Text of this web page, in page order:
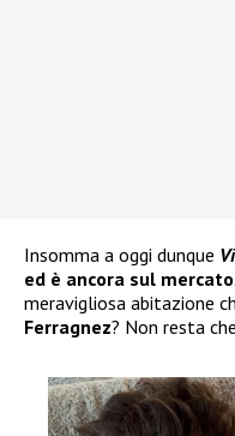
Insomma a oggi dunque
ed è ancora sul mercato
meravigliosa abitazione
Ferragnez? Non resta